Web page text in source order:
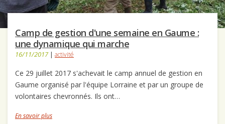
Camp de gestion d'une semaine en Gaume :
une dynamique qui marche
16/11/2017 | activité
Ce 29 juillet 2017 s'achevait le camp annuel de gestion en
Gaume organisé par l'équipe Lorraine et par un groupe de
volontaires chevronnés. Ils ont…
En savoir plus